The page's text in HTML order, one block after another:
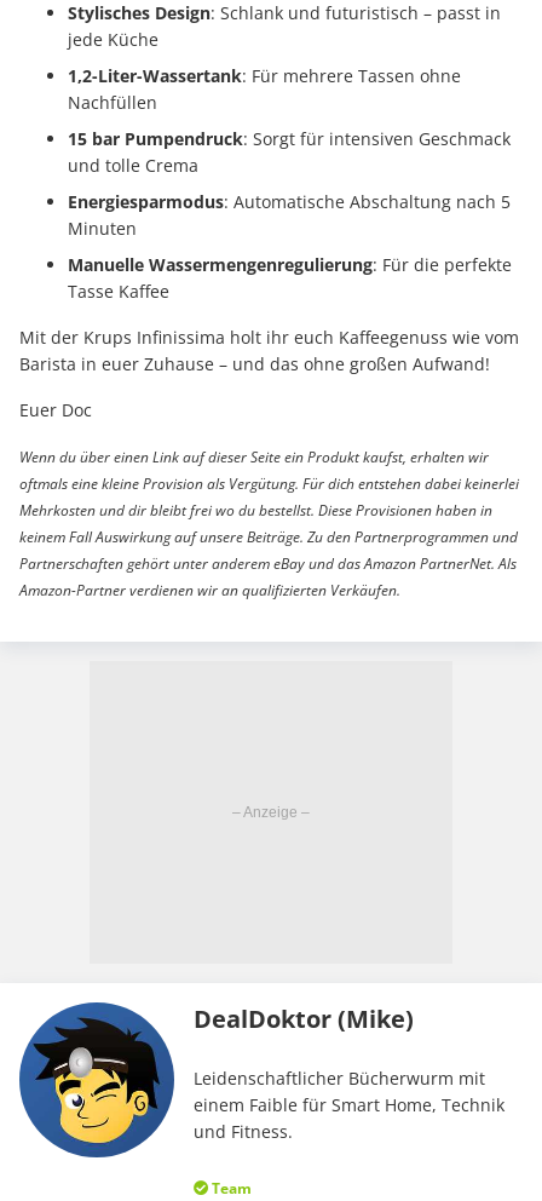
Stylisches Design: Schlank und futuristisch – passt in
jede Küche
1,2-Liter-Wassertank: Für mehrere Tassen ohne
Nachfüllen
15 bar Pumpendruck: Sorgt für intensiven Geschmack
und tolle Crema
Energiesparmodus: Automatische Abschaltung nach 5
Minuten
Manuelle Wassermengenregulierung: Für die perfekte
Tasse Kaffee
Mit der Krups Infinissima holt ihr euch Kaffeegenuss wie vom
Barista in euer Zuhause – und das ohne großen Aufwand!
Euer Doc
Wenn du über einen Link auf dieser Seite ein Produkt kaufst, erhalten wir
oftmals eine kleine Provision als Vergütung. Für dich entstehen dabei keinerlei
Mehrkosten und dir bleibt frei wo du bestellst. Diese Provisionen haben in
keinem Fall Auswirkung auf unsere Beiträge. Zu den Partnerprogrammen und
Partnerschaften gehört unter anderem eBay und das Amazon PartnerNet. Als
Amazon-Partner verdienen wir an qualifizierten Verkäufen.
DealDoktor (Mike)
Leidenschaftlicher Bücherwurm mit
einem Faible für Smart Home, Technik
und Fitness.
Team